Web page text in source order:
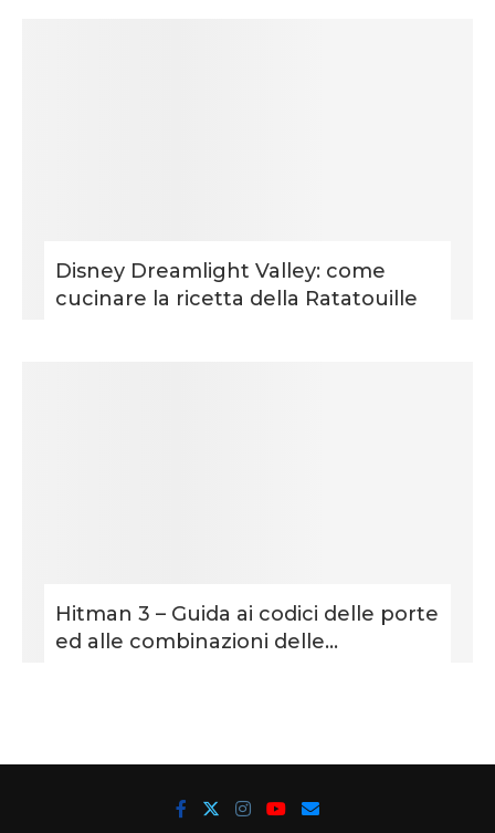
Disney Dreamlight Valley: come
cucinare la ricetta della Ratatouille
Hitman 3 – Guida ai codici delle porte
ed alle combinazioni delle...